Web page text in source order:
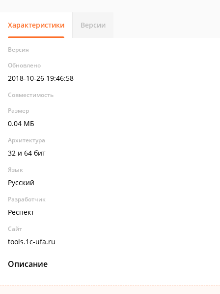
Характеристики Версии
Версия
Обновлено
2018-10-26 19:46:58
Совместимость
Размер
0.04 МБ
Архитектура
32 и 64 бит
Язык
Русский
Разработчик
Респект
Сайт
tools.1c-ufa.ru
Описание